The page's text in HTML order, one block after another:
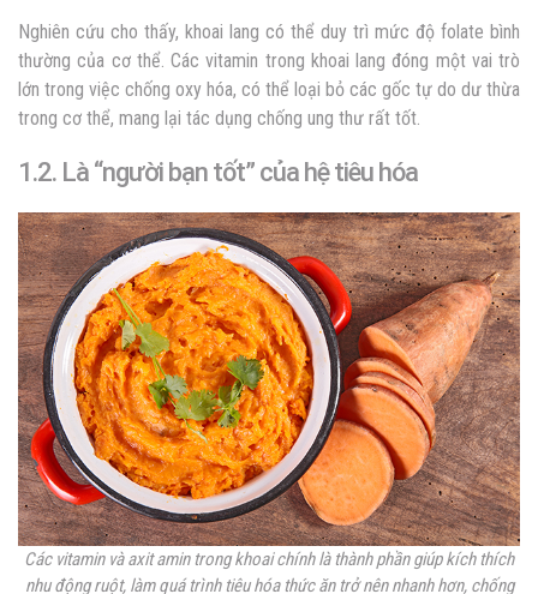
Nghiên cứu cho thấy, khoai lang có thể duy trì mức độ folate bình
thường của cơ thể. Các vitamin trong khoai lang đóng một vai trò
lớn trong việc chống oxy hóa, có thể loại bỏ các gốc tự do dư thừa
trong cơ thể, mang lại tác dụng chống ung thư rất tốt.
1.2. Là “người bạn tốt” của hệ tiêu hóa
Các vitamin và axit amin trong khoai chính là thành phần giúp kích thích
nhu động ruột, làm quá trình tiêu hóa thức ăn trở nên nhanh hơn, chống